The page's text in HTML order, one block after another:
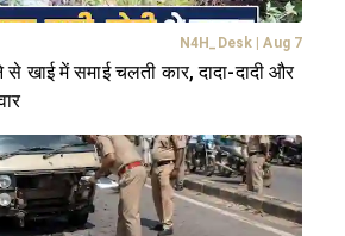
N4H_Desk Aug 7
खाई में समाई चलती कार, दादा-दादी और